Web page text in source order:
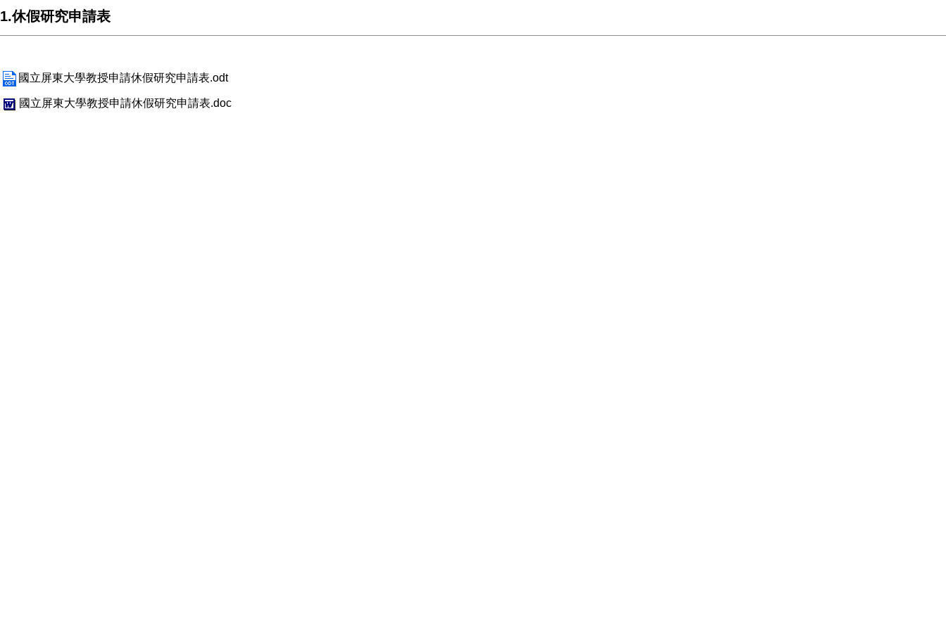
1.休假研究申請表
國立屏東大學教授申請休假研究申請表.odt
國立屏東大學教授申請休假研究申請表.doc